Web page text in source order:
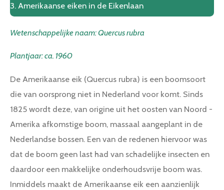
3. Amerikaanse eiken in de Eikenlaan
Wetenschappelijke naam: Quercus rubra
Plantjaar: ca. 1960
De Amerikaanse eik (Quercus rubra) is een boomsoort
die van oorsprong niet in Nederland voor komt. Sinds
1825 wordt deze, van origine uit het oosten van Noord -
Amerika afkomstige boom, massaal aangeplant in de
Nederlandse bossen. Een van de redenen hiervoor was
dat de boom geen last had van schadelijke insecten en
daardoor een makkelijke onderhoudsvrije boom was.
Inmiddels maakt de Amerikaanse eik een aanzienlijk